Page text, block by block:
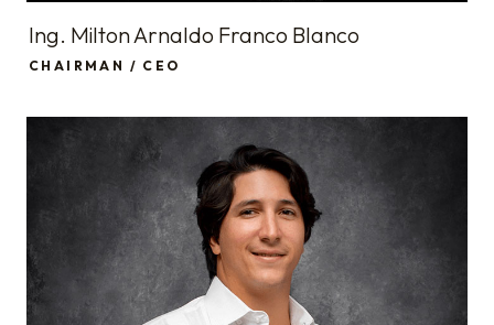
Ing. Milton Arnaldo Franco Blanco
CHAIRMAN / CEO